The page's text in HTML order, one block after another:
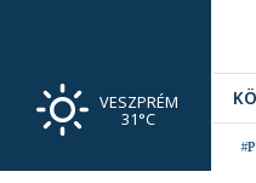
VESZPRÉM
31°C